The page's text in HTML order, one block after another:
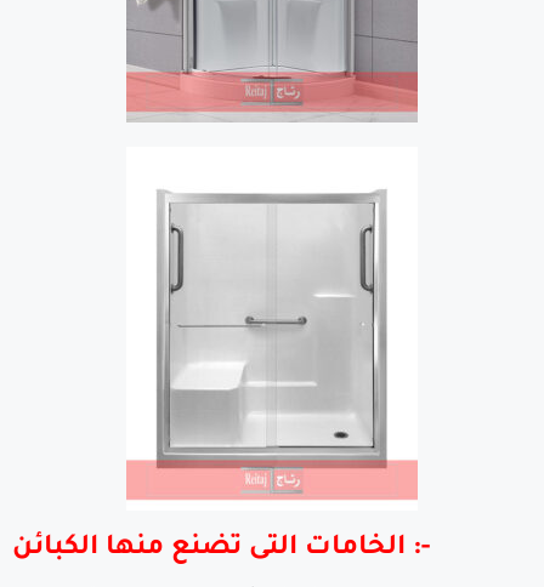
الخامات التى تضنع منها الكبائن :-